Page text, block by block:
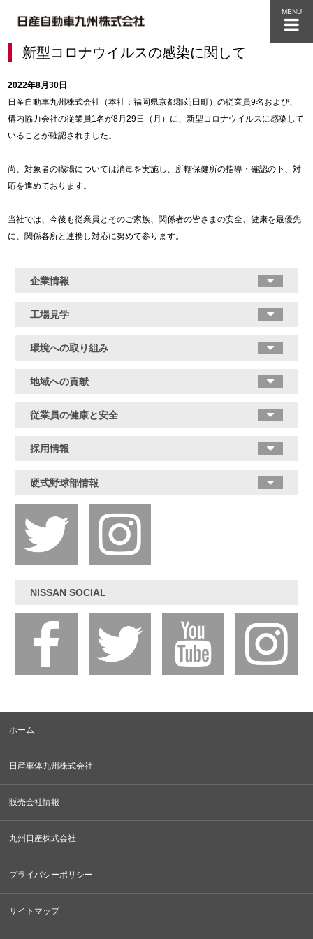
MENU
新型コロナウイルスの感染に関して
2022年8月30日
日産自動車九州株式会社（本社：福岡県京都郡苅田町）の従業員9名および、
構内協力会社の従業員1名が8月29日（月）に、新型コロナウイルスに感染して
いることが確認されました。
尚、対象者の職場については消毒を実施し、所轄保健所の指導・確認の下、対
応を進めております。
当社では、今後も従業員とそのご家族、関係者の皆さまの安全、健康を最優先
に、関係各所と連携し対応に努めて参ります。
企業情報
工場見学
環境への取り組み
地域への貢献
従業員の健康と安全
採用情報
硬式野球部情報
NISSAN SOCIAL
ホーム
日産車体九州株式会社
販売会社情報
九州日産株式会社
プライバシーポリシー
サイトマップ